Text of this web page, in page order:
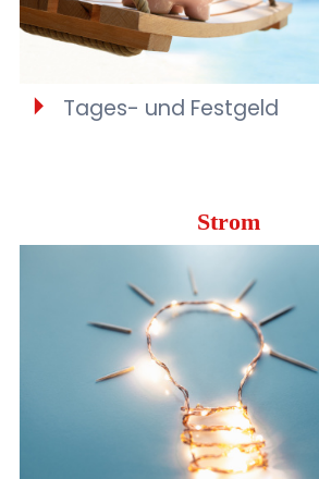
Tages- und Festgeld
Strom